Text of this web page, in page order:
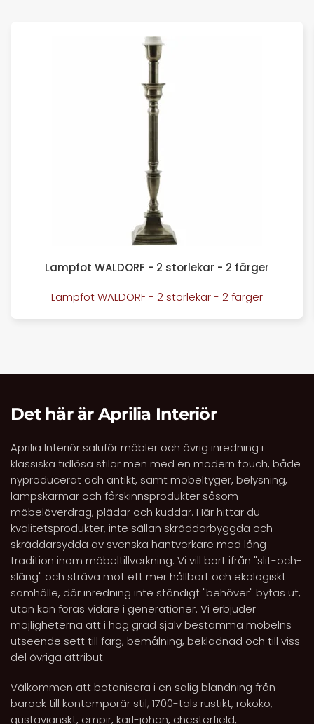
Lampfot WALDORF - 2 storlekar - 2 färger
Lampfot WALDORF - 2 storlekar - 2 färger
Det här är Aprilia Interiör
Aprilia Interiör saluför möbler och övrig inredning i
klassiska tidlösa stilar men med en modern touch, både
nyproducerat och antikt, samt möbeltyger, belysning,
lampskärmar och fårskinnsprodukter såsom
möbelöverdrag, plädar och kuddar. Här hittar du
kvalitetsprodukter, inte sällan skräddarbyggda och
skräddarsydda av svenska hantverkare med lång
tradition inom möbeltillverkning. Vi vill bort ifrån "slit-och-
släng" och sträva mot ett mer hållbart och ekologiskt
samhälle, där inredning inte ständigt "behöver" bytas ut,
utan kan föras vidare i generationer. Vi erbjuder
möjligheterna att i hög grad själv bestämma möbelns
utseende sett till färg, bemålning, beklädnad och till viss
del övriga attribut.
Välkommen att botanisera i en salig blandning från
barock till kontemporär stil; 1700-tals rustikt, rokoko,
gustavianskt, empir, karl-johan, chesterfield,